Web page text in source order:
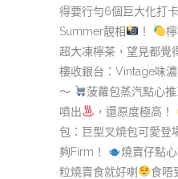
得要行勻6個巨大化打
Summer靚相
！
超大凍檸茶，望見都覺
樓收銀台：Vintage味
～
菠蘿包蒸汽點心
噴出
，還原度極高！
包：巨型叉燒包可愛登
夠Firm！
燒賣仔點
粒燒賣食就好喇
食唔